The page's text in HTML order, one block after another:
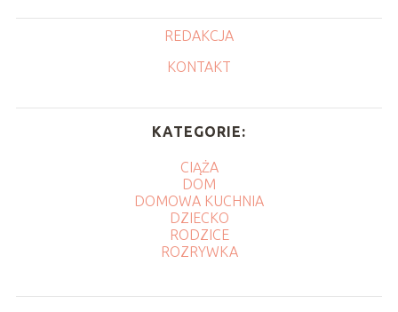
REDAKCJA
KONTAKT
KATEGORIE:
CIĄŻA
DOM
DOMOWA KUCHNIA
DZIECKO
RODZICE
ROZRYWKA